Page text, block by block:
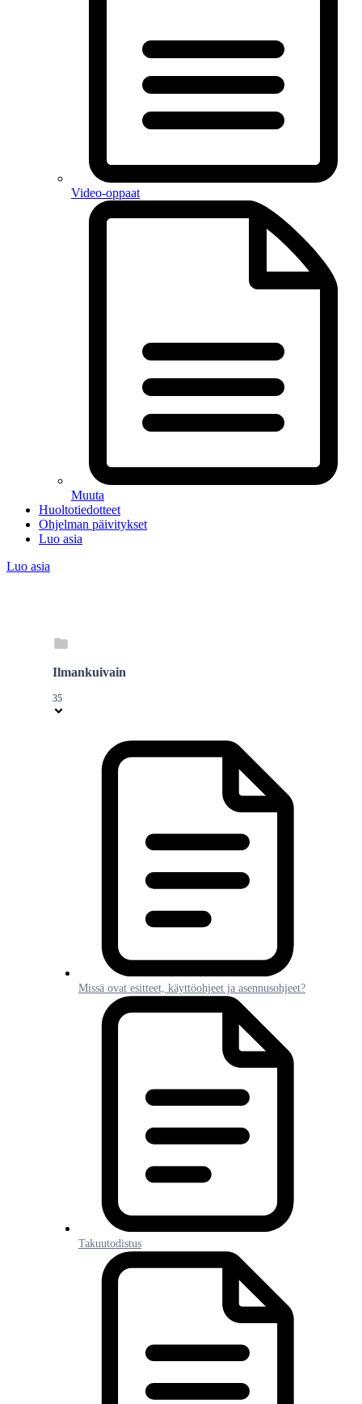
Video-oppaat
Muuta
Huoltotiedotteet
Ohjelman päivitykset
Luo asia
Luo asia
Ilmankuivain
35
Missä ovat esitteet, käyttöohjeet ja asennusohjeet?
Takuutodistus